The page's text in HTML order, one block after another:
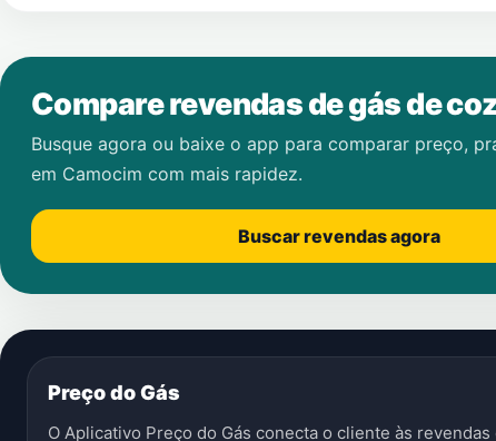
Compare revendas de gás de
Busque agora ou baixe o app para comparar preço,
em Camocim com mais rapidez.
Buscar revendas agora
Preço do Gás
O Aplicativo Preço do Gás conecta o cliente às